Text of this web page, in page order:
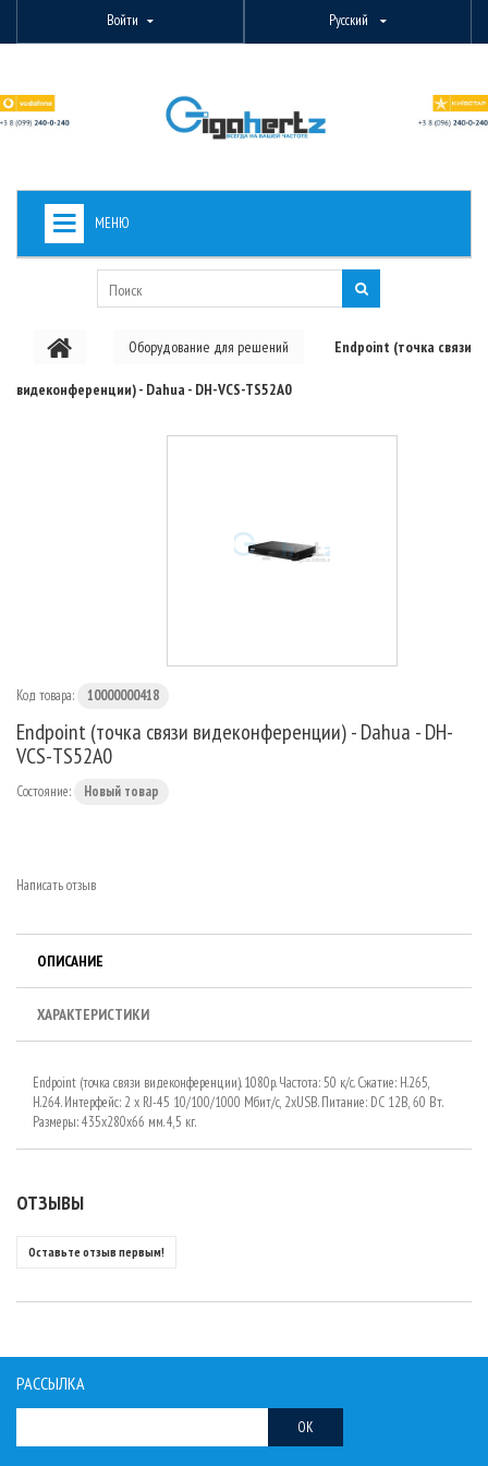
Войти Русский
МЕНЮ
PON ОБОРУДОВАНИЕ
Оборудование для решений Endpoint (точка связи
видеконференции) - Dahua - DH-VCS-TS52A0
Код товара: 10000000418
Endpoint (точка связи видеконференции) - Dahua - DH-
VCS-TS52A0
Состояние: Новый товар
Написать отзыв
ОПИСАНИЕ
ХАРАКТЕРИСТИКИ
Endpoint (точка связи видеконференции). 1080p. Частота: 50 к/с. Сжатие: H.265,
H.264. Интерфейс: 2 х RJ-45 10/100/1000 Мбит/с, 2хUSB. Питание: DC 12В, 60 Вт.
Размеры: 435х280х66 мм. 4,5 кг.
ОТЗЫВЫ
Оставьте отзыв первым!
РАССЫЛКА
OK